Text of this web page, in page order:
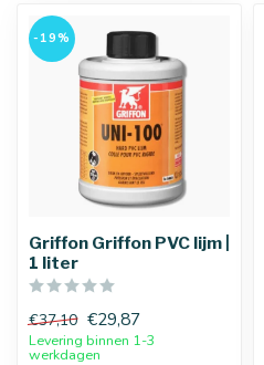
-19%
Griffon Griffon PVC lijm |
1 liter
€37,10 €29,87
Levering binnen 1-3
werkdagen